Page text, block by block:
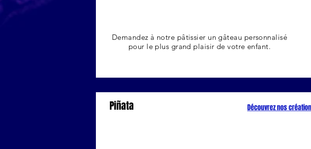
Demandez à notre pâtissier un gâteau personnalisé
pour le plus grand plaisir de votre enfant.
Piñata Découvrez nos